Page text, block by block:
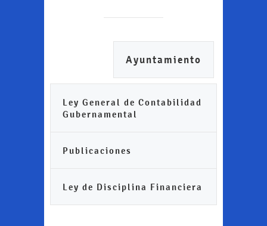
Ayuntamiento
Ley General de Contabilidad
Gubernamental
Publicaciones
Ley de Disciplina Financiera